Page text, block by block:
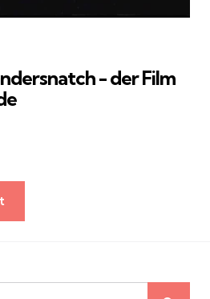
- der Film